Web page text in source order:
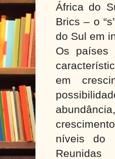
África do
Brics – o
do Sul em
Os países
em
níveis do